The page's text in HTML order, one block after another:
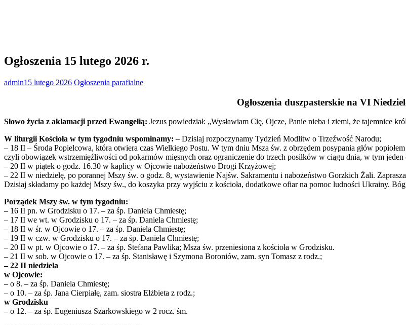
Ogłoszenia 15 lutego 2026 r.
admin15 lutego 2026 Ogłoszenia parafialne
Ogłoszenia duszpasterskie na VI
Słowo życia z aklamacji przed Ewangelią: Jezus powiedział: „Wysławiam Cię, Ojcze, Panie nieba i ziemi, że tajemnice
W liturgii Kościoła w tym tygodniu wspominamy: – Dzisiaj rozpoczynamy Tydzień Modlitw o Trzeźwość Narodu;
– 18 II – Środa Popielcowa, która otwiera czas Wielkiego Postu. W tym dniu Msza św. z obrzędem posypania głów
czyli obowiązek wstrzemięźliwości od pokarmów mięsnych oraz ograniczenie do trzech posiłków w ciągu dnia, w tym jeden
– 20 II w piątek o godz. 16.30 w kaplicy w Ojcowie nabożeństwo Drogi Krzyżowej;
– 22 II w niedzielę, po porannej Mszy św. o godz. 8, wystawienie Najśw. Sakramentu i nabożeństwo Gorzkich Żali.
Dzisiaj składamy po każdej Mszy św., do koszyka przy wyjściu z kościoła, dodatkowe ofiar na pomoc ludności Ukrainy. Bóg
Porządek Mszy św. w tym tygodniu:
– 16 II pn. w Grodzisku o 17. – za śp. Daniela Chmiestę;
– 17 II we wt. w Grodzisku o 17. – za śp. Daniela Chmiestę;
– 18 II w śr. w Ojcowie o 17. – za śp. Daniela Chmiestę;
– 19 II w czw. w Grodzisku o 17. – za śp. Daniela Chmiestę;
– 20 II w pt. w Ojcowie o 17. – za śp. Stefana Pawlika; Msza św. przeniesiona z kościoła w Grodzisku.
– 21 II w sob. w Ojcowie o 17. – za śp. Stanisławę i Szymona Boroniów, zam. syn Tomasz z rodz.;
– 22 II niedziela
w Ojcowie:
– o 8. – za śp. Daniela Chmiestę;
– o 10. – za śp. Jana Cierpiałę, zam. siostra Elżbieta z rodz.;
w Grodzisku
– o 12. – za śp. Eugeniusza Szarkowskiego w 2 rocz. śm.